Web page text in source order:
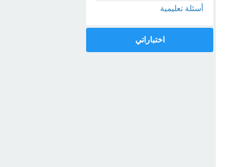
أسئلة تعليمية
اختباراتي